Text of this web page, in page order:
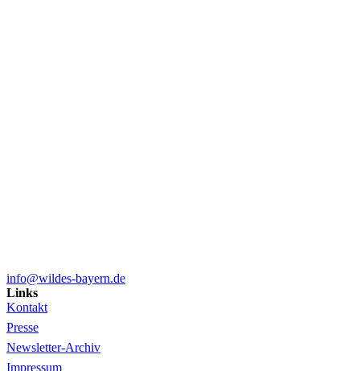
info@wildes-bayern.de
Links
Kontakt
Presse
Newsletter-Archiv
Impressum